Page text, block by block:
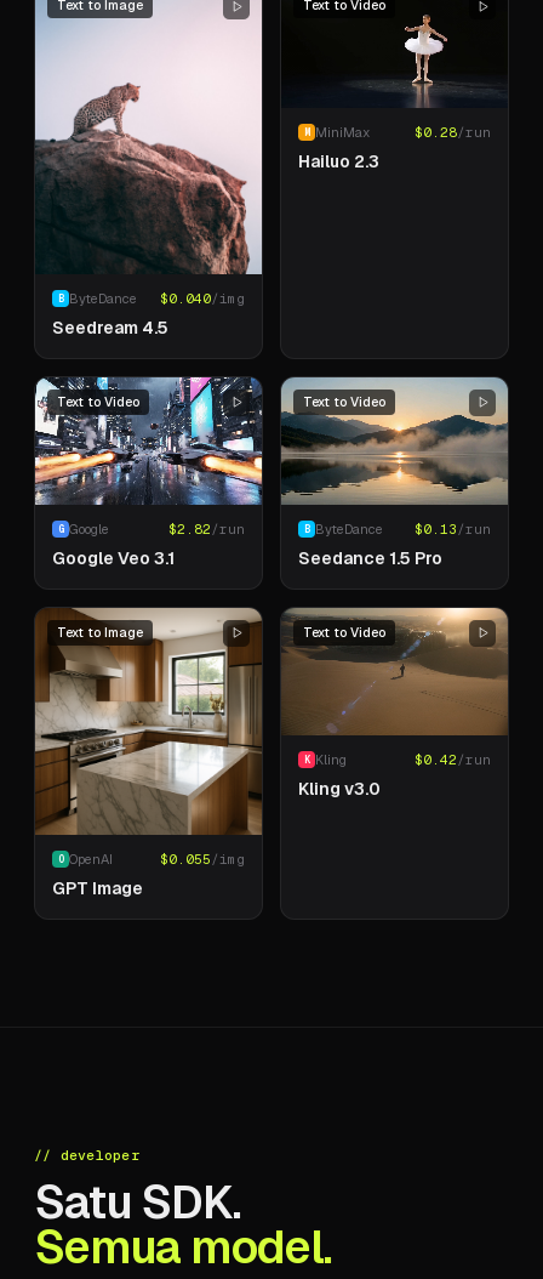
Text to Image
B ByteDance $0.040/img
Seedream 4.5
Text to Video
M MiniMax $0.28/run
Hailuo 2.3
Text to Video
G Google $2.82/run
Google Veo 3.1
Text to Video
B ByteDance $0.13/run
Seedance 1.5 Pro
Text to Image
O OpenAI $0.055/img
GPT Image
Text to Video
K Kling $0.42/run
Kling v3.0
// developer
Satu SDK.
Semua model.